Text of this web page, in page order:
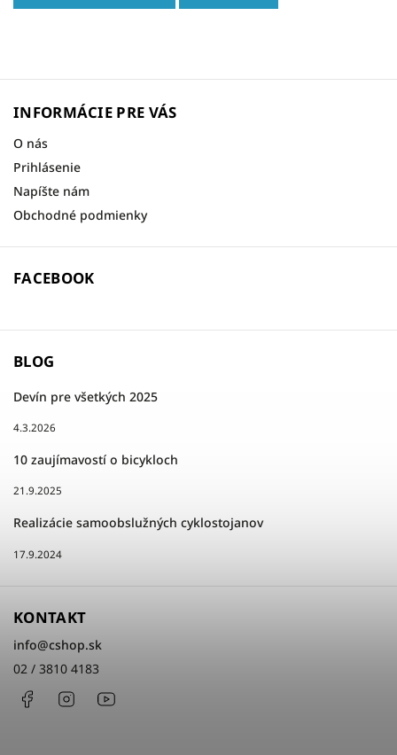
INFORMÁCIE PRE VÁS
O nás
Prihlásenie
Napíšte nám
Obchodné podmienky
FACEBOOK
BLOG
Devín pre všetkých 2025
4.3.2026
10 zaujímavostí o bicykloch
21.9.2025
Realizácie samoobslužných cyklostojanov
17.9.2024
KONTAKT
info@cshop.sk
02 / 3810 4183
FacebookInstagram